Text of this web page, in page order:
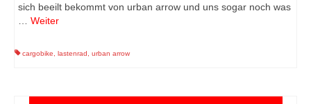
sich beeilt bekommt von urban arrow und uns sogar noch was
… Weiter
cargobike, lastenrad , urban arrow